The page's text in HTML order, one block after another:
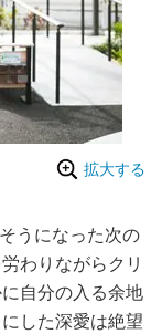
拡大する
うになった次の
わりながらクリ
自分の入る余地
した深愛は絶望